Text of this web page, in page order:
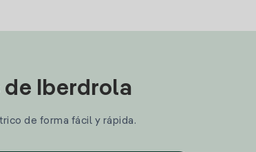
de Iberdrola
de forma fácil y rápida.